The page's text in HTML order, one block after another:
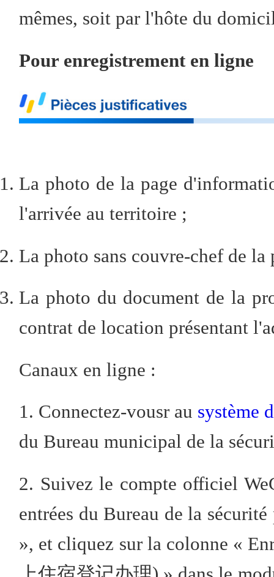
mêmes, soit par l'hôte du
Pour enregistrement en ligne
La photo de la page
l'arrivée au territoire ;
La photo sans couvre-chef de la
La photo du document de la
contrat de location présentant
Canaux en ligne :
1. Connectez-vousr au système
du Bureau municipal de la
2. Suivez le compte officiel
entrées du Bureau de la
», et cliquez sur la colonne «